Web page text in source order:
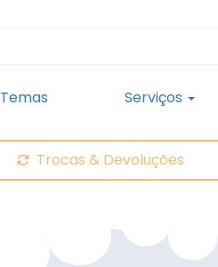
Temas Serviços
Trocas & Devoluções